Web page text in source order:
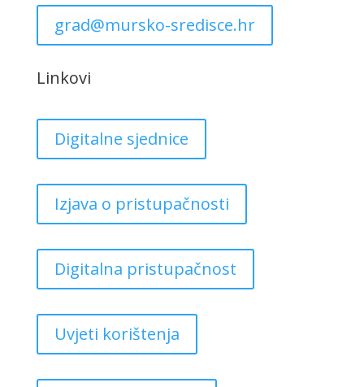
grad@mursko-sredisce.hr
Linkovi
Digitalne sjednice
Izjava o pristupačnosti
Digitalna pristupačnost
Uvjeti korištenja